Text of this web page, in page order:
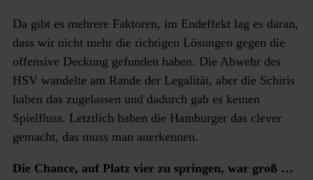
Da gibt es mehrere Faktoren, im Endeffekt lag es daran,
dass wir nicht mehr die richtigen Lösungen gegen die
offensive Deckung gefunden haben. Die Abwehr des
HSV wandelte am Rande der Legalität, aber die Schiris
haben das zugelassen und dadurch gab es keinen
Spielfluss. Letztlich haben die Hamburger das clever
gemacht, das muss man anerkennen.
Die Chance, auf Platz vier zu springen, war groß …